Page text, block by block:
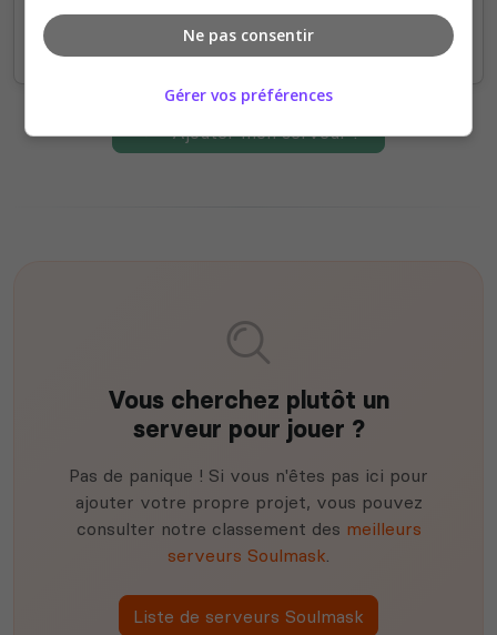
Ajouter mon serveur !
Vous cherchez plutôt un
serveur pour jouer ?
Pas de panique ! Si vous n'êtes pas ici pour
ajouter votre propre projet, vous pouvez
consulter notre classement des meilleurs
serveurs Soulmask
Liste de serveurs Soulmask
Ne pas consentir
Gérer vos préférences